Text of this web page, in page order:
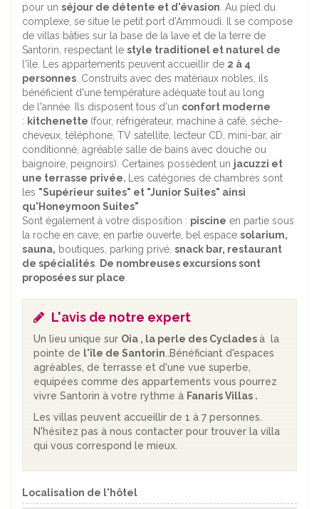
pour un séjour de détente et d'évasion. Au pied du
complexe, se situe le petit port d'Ammoudi. Il se compose
de villas bâties sur la base de la lave et de la terre de
Santorin, respectant le style traditionel et naturel de
l'île. Les appartements peuvent accueillir de 2 à 4
personnes. Construits avec des matériaux nobles, ils
bénéficient d'une température adéquate tout au long
de l'année. Ils disposent tous d'un confort moderne
: kitchenette (four, réfrigérateur, machine à café, séche-
cheveux, téléphone, TV satellite, lecteur CD, mini-bar, air
conditionné, agréable salle de bains avec douche ou
baignoire, peignoirs). Certaines possèdent un jacuzzi et
une terrasse privée. Les catégories de chambres sont
les "Supérieur suites" et "Junior Suites" ainsi
qu'Honeymoon Suites"
Sont également à votre disposition : piscine en partie sous
la roche en cave, en partie ouverte, bel espace solarium,
sauna, boutiques, parking privé, snack bar, restaurant
de spécialités. De nombreuses excursions sont
proposées sur place.
L'avis de notre expert
Un lieu unique sur Oia , la perle des Cycladesà la
pointe de l'île de Santorin..Bénéficiant d'espaces
agréables, de terrasse et d'une vue superbe,
equipées comme des appartements vous pourrez
vivre Santorin à votre rythme à Fanaris Villas .
Les villas peuvent accueillir de 1 à 7 personnes.
N'hésitez pas à nous contacter pour trouver la villa
qui vous correspond le mieux.
Localisation de l'hôtel